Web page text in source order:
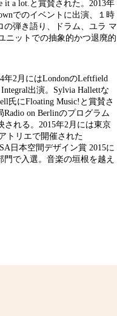
it a lot.と賞賛された。2013年
でのイベントに出演、１時
弾き語り、ドラム、ユラ マ
ニットでの抽象的かつ退廃的
年2月にはLondonのLeftfield
出演。Sylvia Hallettな
氏にFloating Music!と賞賛さ
on Berlinのプログラム
される。2015年2月には東京
トリエで開催された
日本空間デザイン賞 2015に
で入選。音楽の垣根を越え